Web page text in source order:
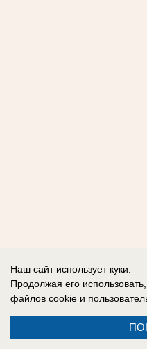
Наш сайт использует куки.
Продолжая его
файлов cookie и